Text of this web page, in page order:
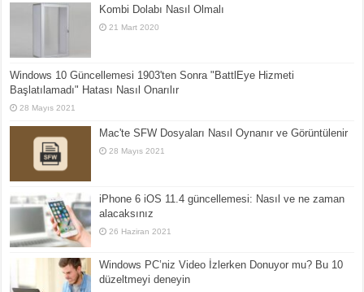
Kombi Dolabı Nasıl Olmalı
21 Mart 2020
Windows 10 Güncellemesi 1903'ten Sonra "BattlEye Hizmeti
Başlatılamadı" Hatası Nasıl Onarılır
28 Mayıs 2021
Mac'te SFW Dosyaları Nasıl Oynanır ve Görüntülenir
28 Mayıs 2021
iPhone 6 iOS 11.4 güncellemesi: Nasıl ve ne zaman
alacaksınız
26 Haziran 2021
Windows PC’niz Video İzlerken Donuyor mu? Bu 10
düzeltmeyi deneyin